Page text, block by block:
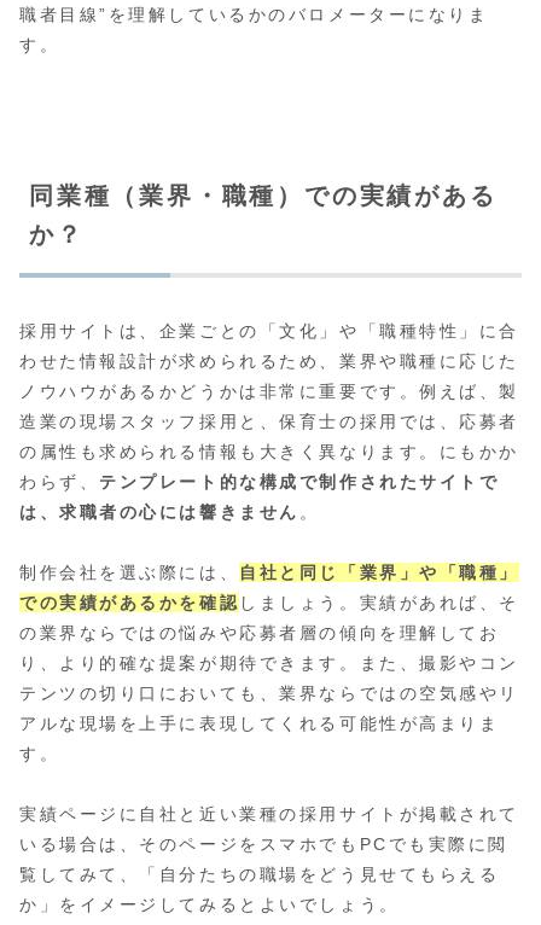
職者目線”を理解しているかのバロメーターになりま
す。
同業種（業界・職種）での実績がある
か？
採用サイトは、企業ごとの「文化」や「職種特性」に合
わせた情報設計が求められるため、業界や職種に応じた
ノウハウがあるかどうかは非常に重要です。例えば、製
造業の現場スタッフ採用と、保育士の採用では、応募者
の属性も求められる情報も大きく異なります。にもかか
わらず、 テンプレート的な構成で制作されたサイトで
は、求職者の心には響きません 。
制作会社を選ぶ際には、
自社と同じ「業界」や「職種」
での実績があるかを確認 しましょう。実績があれば、そ
の業界ならではの悩みや応募者層の傾向を理解してお
り、より的確な提案が期待できます。また、撮影やコン
テンツの切り口においても、業界ならではの空気感やリ
アルな現場を上手に表現してくれる可能性が高まりま
す。
実績ページに自社と近い業種の採用サイトが掲載されて
いる場合は、そのページをスマホでもPCでも実際に閲
覧してみて、「自分たちの職場をどう見せてもらえる
か」をイメージしてみるとよいでしょう。